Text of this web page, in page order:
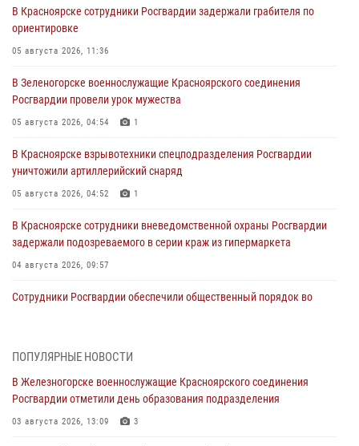
В Красноярске сотрудники Росгвардии задержали грабителя по
ориентировке
05 августа 2026, 11:36
В Зеленогорске военнослужащие Красноярского соединения
Росгвардии провели урок мужества
05 августа 2026, 04:54 1
В Красноярске взрывотехники спецподразделения Росгвардии
уничтожили артиллерийский снаряд
05 августа 2026, 04:52 1
В Красноярске сотрудники вневедомственной охраны Росгвардии
задержали подозреваемого в серии краж из гипермаркета
04 августа 2026, 09:57
Сотрудники Росгвардии обеспечили общественный порядок во
в серии краж из супермаркета
04 августа 2026, 06:50
ПОПУЛЯРНЫЕ НОВОСТИ
В Железногорске военнослужащие Красноярского соединения
Росгвардии отметили день образования подразделения
03 августа 2026, 13:09 3